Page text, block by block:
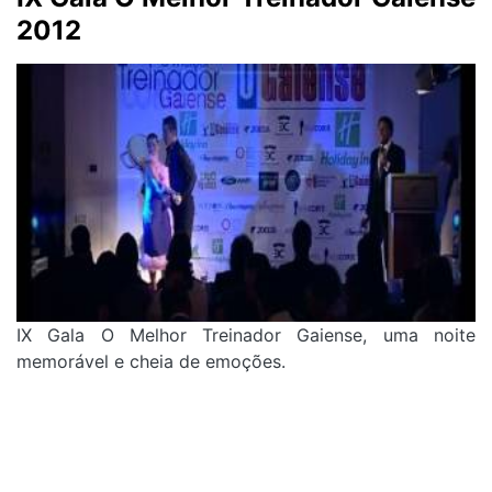
2012
IX Gala O Melhor Treinador Gaiense, uma noite
memorável e cheia de emoções.